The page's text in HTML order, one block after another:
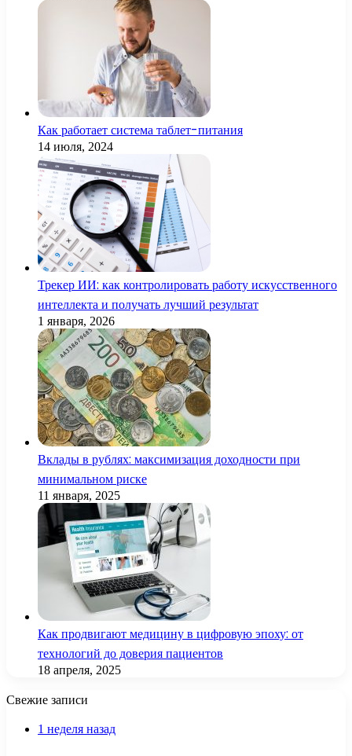
Как работает система таблет-питания
14 июля, 2024
Трекер ИИ: как контролировать работу искусственного
интеллекта и получать лучший результат
1 января, 2026
Вклады в рублях: максимизация доходности при
минимальном риске
11 января, 2025
Как продвигают медицину в цифровую эпоху: от
технологий до доверия пациентов
18 апреля, 2025
Свежие записи
1 неделя назад